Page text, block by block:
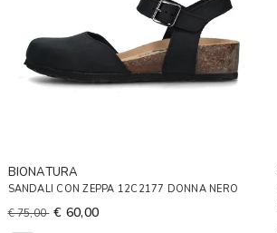
BIONATURA
SANDALI CON ZEPPA 12C2177 DONNA NERO
€ 75,00 € 60,00